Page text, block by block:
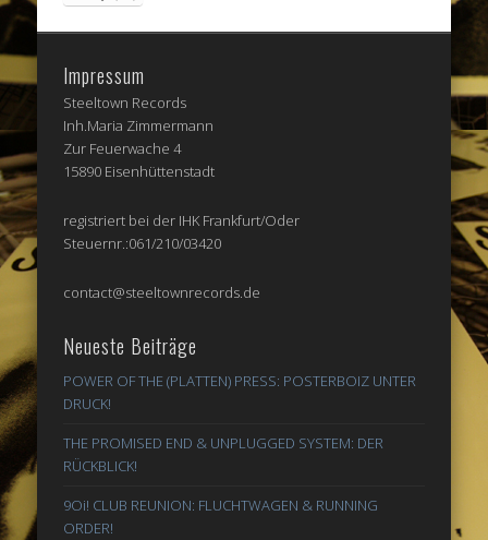
Impressum
Steeltown Records
Inh.Maria Zimmermann
Zur Feuerwache 4
15890 Eisenhüttenstadt
registriert bei der IHK Frankfurt/Oder
Steuernr.:061/210/03420
contact@steeltownrecords.de
Neueste Beiträge
POWER OF THE (PLATTEN) PRESS: POSTERBOIZ UNTER
DRUCK!
THE PROMISED END & UNPLUGGED SYSTEM: DER
RÜCKBLICK!
9Oi! CLUB REUNION: FLUCHTWAGEN & RUNNING
ORDER!